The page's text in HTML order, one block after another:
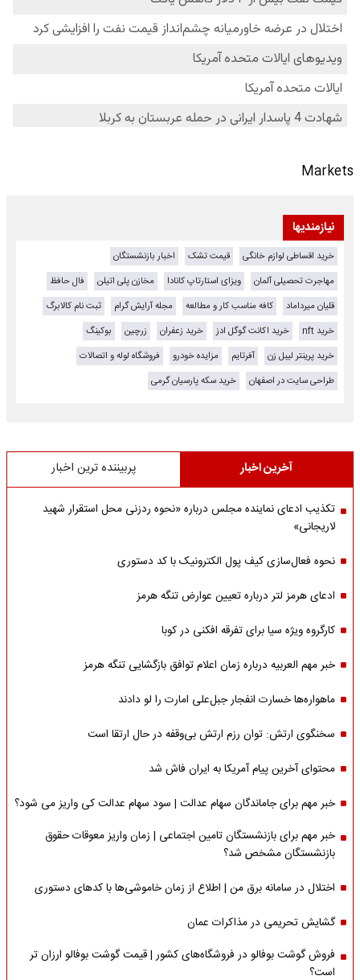
Markets
نیازمندیها
خرید اقساطی لوازم خانگی قیمت تشک
اخبار بازنشستگان
مهاجرت تحصیلی آلمان
ویزای استارتاپ کانادا مخازن پلی اتیلن
فال حافظ
قلیان میرداماد
کافه مناسب کار و مطالعه مجله آرایش گرام
ثبت نام کالابرگ
خرید nft
خرید اکانت گوگل ادز خرید زعفران زرچین
بوکینگ
خرید پرینتر لیبل زن
آفرتایم مزایده خودرو
فروشگاه لوله و اتصالات
طراحی سایت در اصفهان
خرید سکه پارسیان گرمی
آخرین اخبار پربیننده ترین اخبار
تکذیب ادعای نماینده مجلس درباره «نحوه ردزنی محل استقرار شهید
لاریجانی»
نحوه فعال‌سازی کیف پول الکترونیک با کد دستوری
ادعای هرمز لتر درباره تعیین عوارض تنگه هرمز
کارگروه ویژه سیا برای تفرقه افکنی در کوبا
خبر مهم العربیه درباره زمان اعلام توافق بازگشایی تنگه هرمز
ماهواره‌‌ها خسارت انفجار جبل‌علی امارت را لو دادند
سخنگوی ارتش: توان رزم ارتش بی‌وقفه در حال ارتقا است
محتوای آخرین پیام آمریکا به ایران فاش شد
خبر مهم برای جاماندگان سهام عدالت | سود سهام عدالت کی واریز می شود؟
خبر مهم برای بازنشستگان تامین اجتماعی | زمان واریز معوقات حقوق
بازنشستگان مشخص شد؟
اختلال در سامانه برق من | اطلاع از زمان خاموشی‌ها با کدهای دستوری
گشایش تحریمی در مذاکرات عمان
فروش گوشت بوفالو در فروشگاه‌های کشور | قیمت گوشت بوفالو ارزان تر
است؟